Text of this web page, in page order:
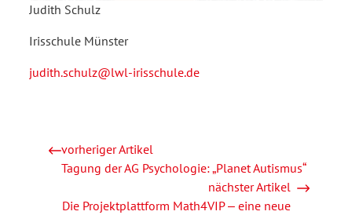
Judith Schulz
Irisschule Münster
judith.schulz@lwl-irisschule.de
vorheriger Artikel
Tagung der AG Psychologie: „Planet Autismus“
nächster Artikel
Die Projektplattform Math4VIP ‒ eine neue